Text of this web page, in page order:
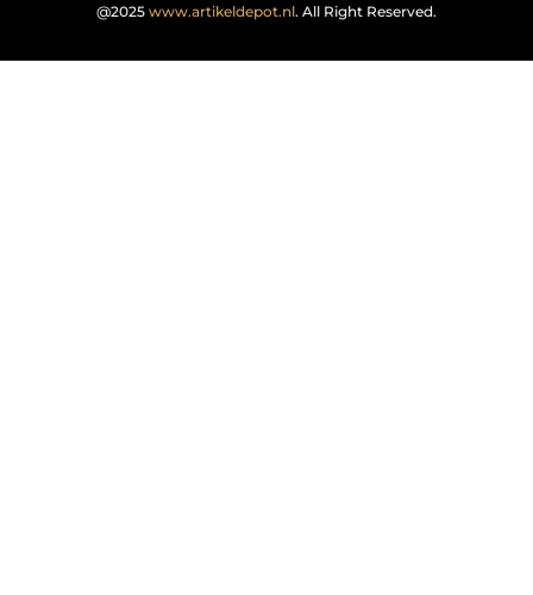
@2025 www.artikeldepot.nl. All Right Reserved.